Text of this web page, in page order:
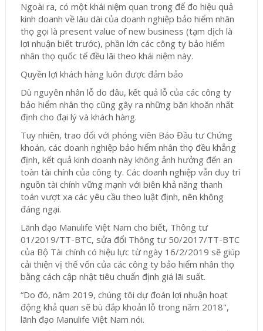
Ngoài ra, có một khái niệm quan trọng để đo hiệu quả
kinh doanh về lâu dài của doanh nghiệp bảo hiểm nhân
thọ gọi là present value of new business (tạm dịch là
lợi nhuận biết trước), phần lớn các công ty bảo hiểm
nhân thọ quốc tế đều lãi theo khái niệm này.
Quyền lợi khách hàng luôn được đảm bảo
Dù nguyên nhân lỗ do đâu, kết quả lỗ của các công ty
bảo hiểm nhân thọ cũng gây ra những băn khoăn nhất
định cho đại lý và khách hàng.
Tuy nhiên, trao đổi với phóng viên Báo Đầu tư Chứng
khoán, các doanh nghiệp bảo hiểm nhân thọ đều khẳng
định, kết quả kinh doanh này không ảnh hưởng đến an
toàn tài chính của công ty. Các doanh nghiệp vẫn duy trì
nguồn tài chính vững mạnh với biên khả năng thanh
toán vượt xa các yêu cầu theo luật định, nên không
đáng ngại.
Lãnh đạo Manulife Việt Nam cho biết, Thông tư
01/2019/TT-BTC, sửa đổi Thông tư 50/2017/TT-BTC
của Bộ Tài chính có hiệu lực từ ngày 16/2/2019 sẽ giúp
cải thiện vị thế vốn của các công ty bảo hiểm nhân thọ
bằng cách cập nhật tiêu chuẩn định giá lãi suất.
“Do đó, năm 2019, chúng tôi dự đoán lợi nhuận hoạt
động khả quan sẽ bù đắp khoản lỗ trong năm 2018",
lãnh đạo Manulife Việt Nam nói.